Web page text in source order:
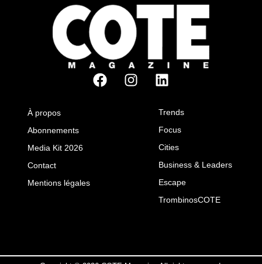
À propos
Abonnements
Media Kit 2026
Contact
Mentions légales
Trends
Focus
Cities
Business & Leaders
Escape
TrombinosCOTE